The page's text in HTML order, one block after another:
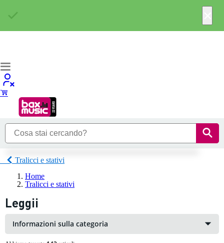
Tralicci e stativi
Home
Tralicci e stativi
Leggii
Informazioni sulla categoria